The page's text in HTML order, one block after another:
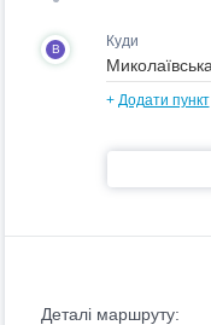
B Куди
+ Додати пункт
Деталі маршруту: